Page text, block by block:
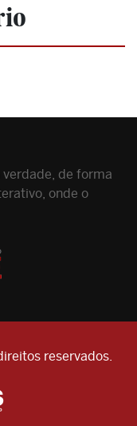
de forma
onde o
reservados.